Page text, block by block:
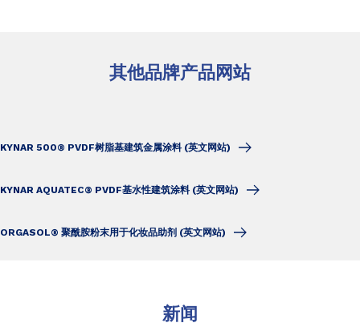
其他品牌产品网站
KYNAR 500® PVDF树脂基建筑金属涂料 (英文网站)
KYNAR AQUATEC® PVDF基水性建筑涂料 (英文网站)
ORGASOL® 聚酰胺粉末用于化妆品助剂 (英文网站)
新闻